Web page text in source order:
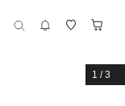
1 /3